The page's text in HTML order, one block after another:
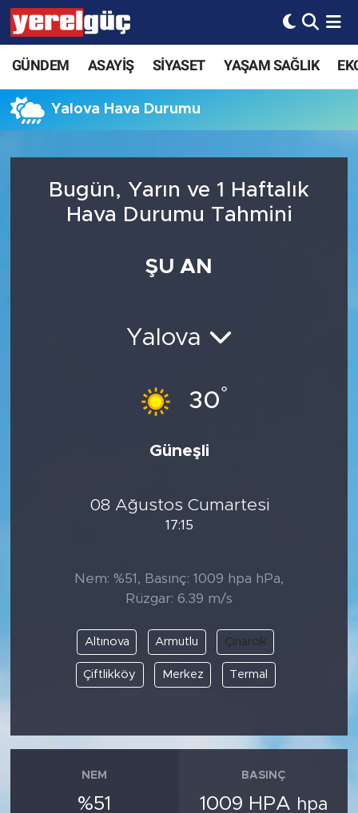
GÜNDEM ASAYİŞ SİYASET YAŞAM SAĞLIK
Yalova Hava Durumu
Bugün, Yarın ve 1 Haftalık
Hava Durumu Tahmini
ŞU AN
Yalova
30°
Güneşli
08 Ağustos Cumartesi
17:15
Nem: %51, Basınç: 1009 hpa hPa,
Rüzgar: 6.39 m/s
Altınova Armutlu Çınarcık
Çiftlikköy Merkez Termal
NEM
%51
BASINÇ
1009 HPA hpa